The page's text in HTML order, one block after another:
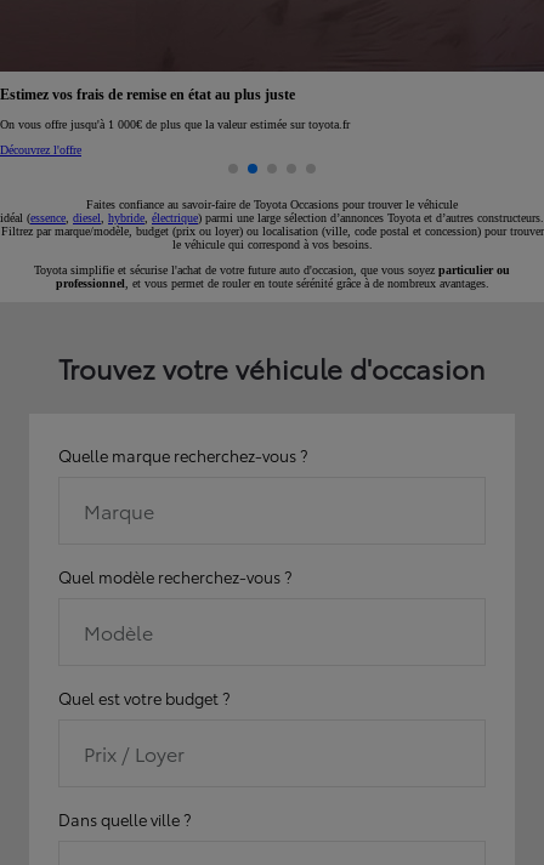
Estimez vos frais de remise en état au plus juste
On vous offre jusqu'à 1 000€ de plus que la valeur estimée sur toyota.fr
Découvrez l'offre
Faites confiance au savoir-faire de Toyota Occasions pour trouver le véhicule
idéal (essence diesel hybride électrique) parmi une large sélection d’annonces Toyota et d’autres constructeurs.
Filtrez par marque/modèle, budget (prix ou loyer) ou localisation (ville, code postal et concession) pour trouver
le véhicule qui correspond à vos besoins.
Toyota simplifie et sécurise l'achat de votre future auto d'occasion, que vous soyez particulier ou
professionnel , et vous permet de rouler en toute sérénité grâce à de nombreux avantages.
Trouvez votre véhicule d'occasion
Quelle marque recherchez-vous ?
Marque
Quel modèle recherchez-vous ?
Modèle
Quel est votre budget ?
Prix / Loyer
Dans quelle ville ?